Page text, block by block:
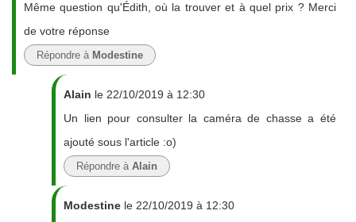
Même question qu'Édith, où la trouver et à quel prix ? Merci
de votre réponse
Répondre à Modestine
Alain le 22/10/2019 à 12:30
Un lien pour consulter la caméra de chasse a été
ajouté sous l'article :o)
Répondre à Alain
Modestine le 22/10/2019 à 12:30